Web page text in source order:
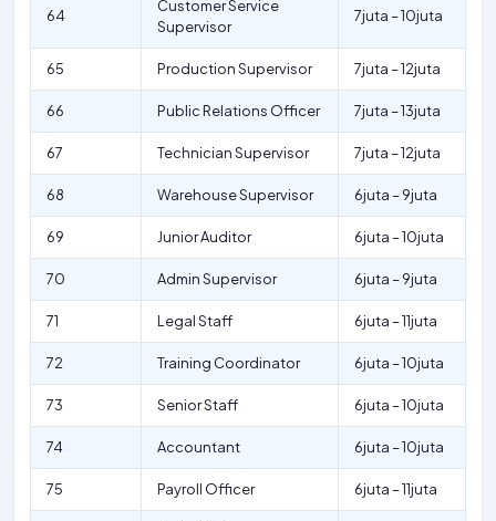
64
Customer Service
Supervisor
7juta – 10juta
65 Production Supervisor 7juta – 12juta
66 Public Relations Officer 7juta – 13juta
67 Technician Supervisor 7juta – 12juta
68 Warehouse Supervisor 6juta – 9juta
69 Junior Auditor 6juta – 10juta
70 Admin Supervisor 6juta – 9juta
71 Legal Staff 6juta – 11juta
72 Training Coordinator 6juta – 10juta
73 Senior Staff 6juta – 10juta
74 Accountant 6juta – 10juta
75 Payroll Officer 6juta – 11juta